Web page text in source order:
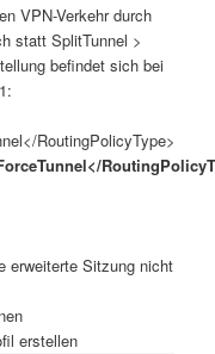
VPN-Verkehr durch
statt SplitTunnel >
befindet sich bei
RoutingPolicyType>
erweiterte Sitzung nicht
erstellen